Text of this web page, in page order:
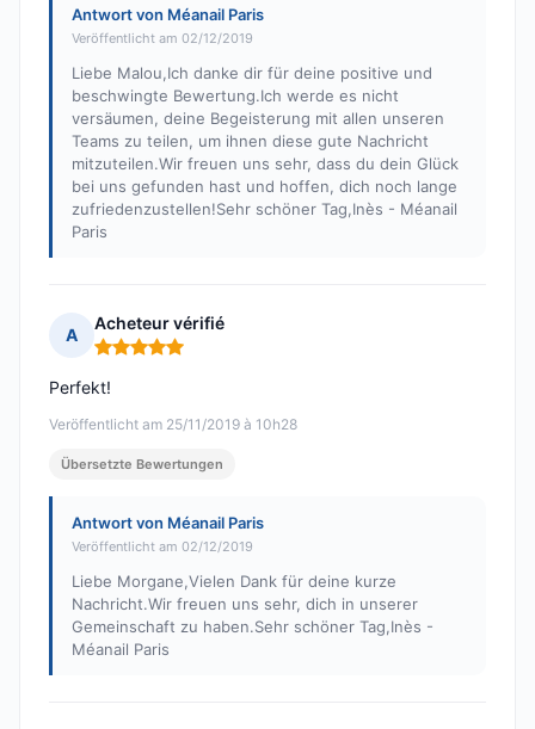
Antwort von Méanail Paris
Veröffentlicht am 02/12/2019
Liebe Malou,Ich danke dir für deine positive und
beschwingte Bewertung.Ich werde es nicht
versäumen, deine Begeisterung mit allen unseren
Teams zu teilen, um ihnen diese gute Nachricht
mitzuteilen.Wir freuen uns sehr, dass du dein Glück
bei uns gefunden hast und hoffen, dich noch lange
zufriedenzustellen!Sehr schöner Tag,Inès - Méanail
Paris
A
Acheteur vérifié
Hinweis: 5 von 5
Veröffentlicht am 25/11/2019 à 10h28
Perfekt!
Übersetzte Bewertungen
Antwort von Méanail Paris
Veröffentlicht am 02/12/2019
Liebe Morgane,Vielen Dank für deine kurze
Nachricht.Wir freuen uns sehr, dich in unserer
Gemeinschaft zu haben.Sehr schöner Tag,Inès -
Méanail Paris